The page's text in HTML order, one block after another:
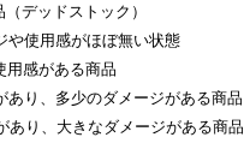
デッドストック）
や使用感がほぼ無い状態
用感がある商品
あり、多少のダメージがある商品
あり、大きなダメージがある商品